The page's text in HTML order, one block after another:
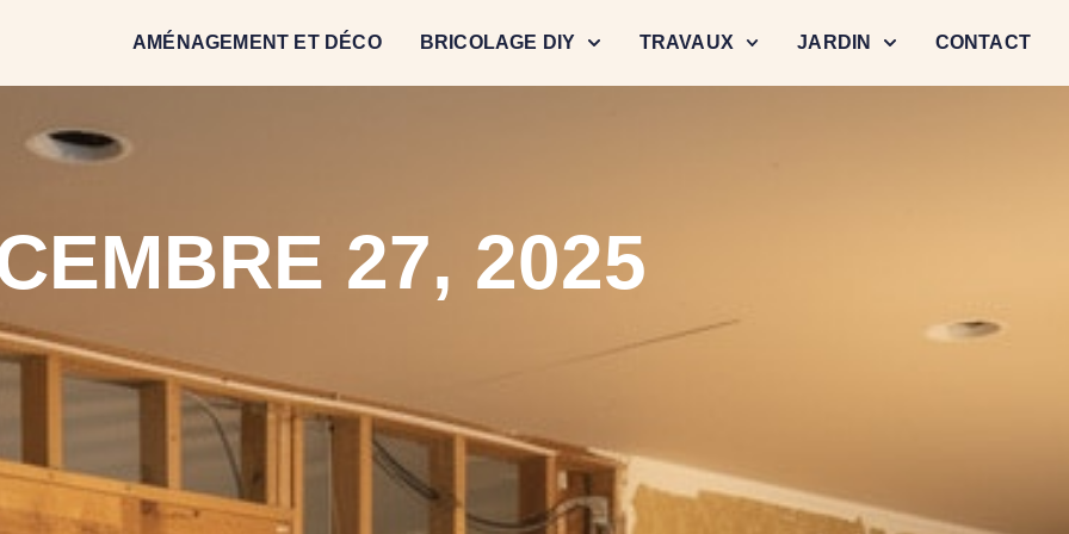
AMÉNAGEMENT ET DÉCO BRICOLAGE DIY TRAVAUX JARDIN CONTACT
27, 2025